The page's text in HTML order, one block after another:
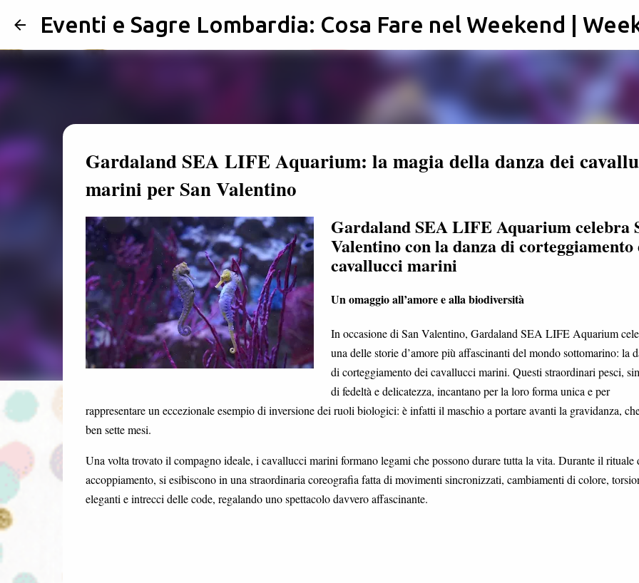
Passa ai contenuti principali
Eventi e Sagre Lombardia: Cosa Fare nel Weekend |
Gardaland SEA LIFE Aquarium: la magia della danza dei
marini per San Valentino
Gardaland SEA LIFE Aquarium celebra
Valentino con la danza di corteggiamento
cavallucci marini
Un omaggio all’amore e alla biodiversità
In occasione di San Valentino, Gardaland SEA LIFE Aquarium
una delle storie d’amore più affascinanti del mondo sottomarino: la
di corteggiamento dei cavallucci marini. Questi straordinari pesci,
di fedeltà e delicatezza, incantano per la loro forma unica e per
rappresentare un eccezionale esempio di inversione dei ruoli biologici: è infatti il maschio a portare avanti la gravidanza,
ben sette mesi.
Una volta trovato il compagno ideale, i cavallucci marini formano legami che possono durare tutta la vita. Durante il rituale
accoppiamento, si esibiscono in una straordinaria coreografia fatta di movimenti sincronizzati, cambiamenti di colore,
eleganti e intrecci delle code, regalando uno spettacolo davvero affascinante.